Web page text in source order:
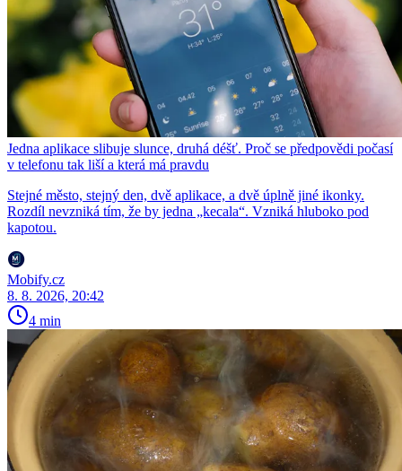
Jedna aplikace slibuje slunce, druhá déšť. Proč se předpovědi počasí
v telefonu tak liší a která má pravdu
Stejné město, stejný den, dvě aplikace, a dvě úplně jiné ikonky.
Rozdíl nevzniká tím, že by jedna „kecala“. Vzniká hluboko pod
kapotou.
Mobify.cz
8. 8. 2026, 20:42
4 min